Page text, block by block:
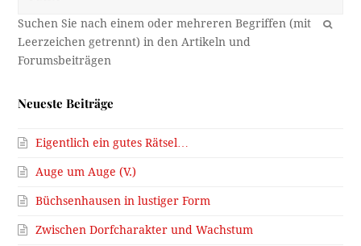
OK
Neueste Beiträge
Eigentlich ein gutes Rätsel…
Auge um Auge (V.)
Büchsenhausen in lustiger Form
Zwischen Dorfcharakter und Wachstum